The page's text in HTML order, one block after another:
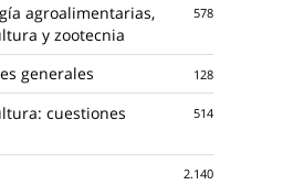
agroalimentarias,
y zootecnia
generales
cuestiones